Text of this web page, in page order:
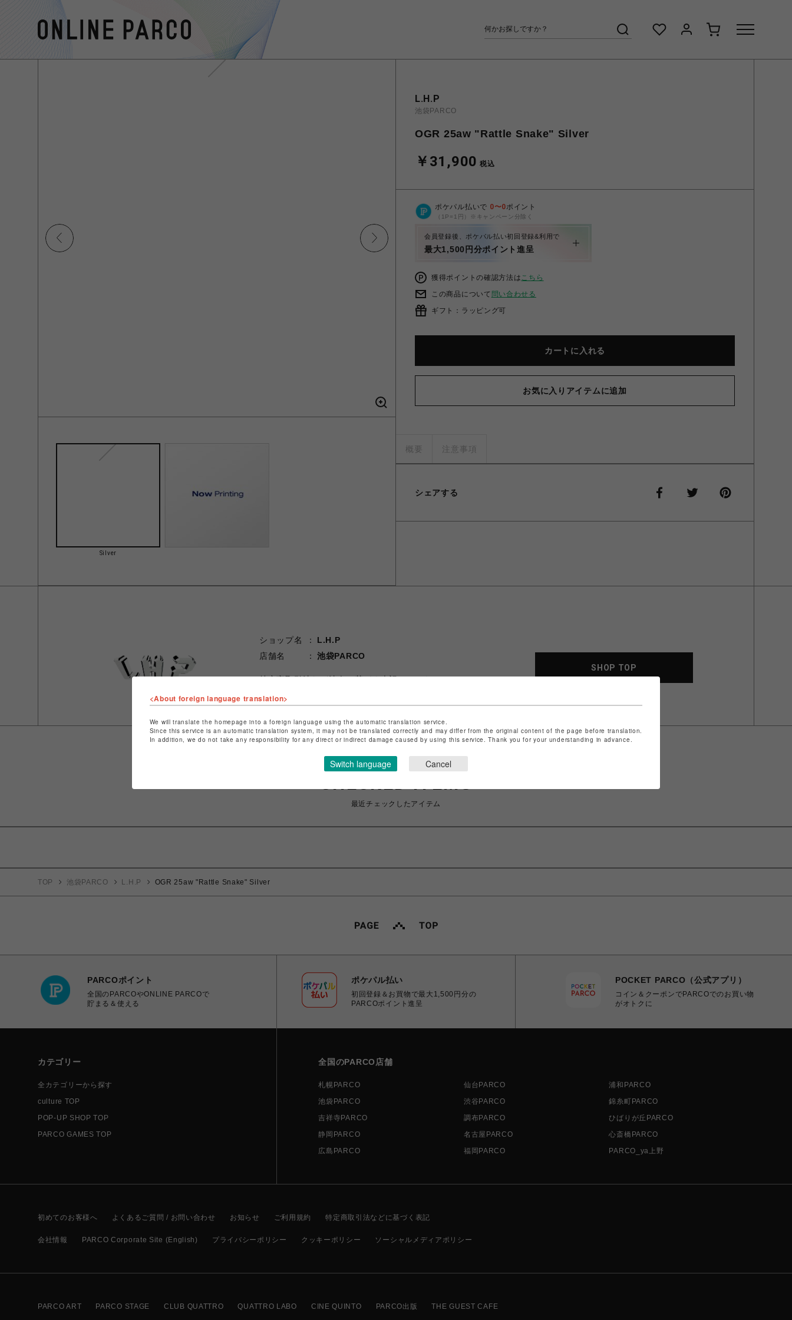
Silver
L.H.P
池袋PARCO
OGR 25aw "Rattle Snake" Silver
￥31,900 税込
ポケパル払いで 0〜0ポイント
（1P=1円）※キャンペーン分除く
会員登録後、ポケパル払い初回登録&利用で
最大1,500円分ポイント進呈
獲得ポイントの確認方法はこちら
この商品について 問い合わせる
ギフト：ラッピング可
カートに入れる
お気に入りアイテムに追加
概要 注意事項
シェアする
ショップ名
L.H.P
店舗名
池袋PARCO
特定商取引法など法令に基づく表記はこちら
ショップお問い合わせは
SHOP TOP
最近チェックしたアイテム
TOP 池袋PARCO L.H.P OGR 25aw "Rattle Snake" Silver
PARCOポイント
全国のPARCOやONLINE PARCOで
貯まる＆使える
ポケパル払い
初回登録＆お買物で最大1,500円分の
PARCOポイント進呈
POCKET PARCO（公式アプリ）
コイン＆クーポンでPARCOでのお買い物
がオトクに
カテゴリー
全カテゴリーから探す
culture TOP
POP-UP SHOP TOP
PARCO GAMES TOP
全国のPARCO店舗
札幌PARCO 仙台PARCO
浦和PARCO
池袋PARCO
渋谷PARCO
錦糸町PARCO
吉祥寺PARCO
調布PARCO
ひばりが丘PARCO
静岡PARCO
名古屋PARCO
心斎橋PARCO
広島PARCO
福岡PARCO PARCO_ya上野
初めてのお客様へ よくあるご質問 / お問い合わせ お知らせ ご利用規約 特定商取引法などに基づく表記
会社情報 PARCO Corporate Site (English) プライバシーポリシー クッキーポリシー ソーシャルメディアポリシー
PARCO ART PARCO STAGE CLUB QUATTRO QUATTRO LABO CINE QUINTO PARCO出版 THE GUEST CAFE
<About foreign language translation>
We will translate the homepage into a foreign language using the automatic translation service.
Since this service is an automatic translation system, it may not be translated correctly and may differ from the original content of the page before translation.
In addition, we do not take any responsibility for any direct or indirect damage caused by using this service. Thank you for your understanding in advance.
Switch language Cancel